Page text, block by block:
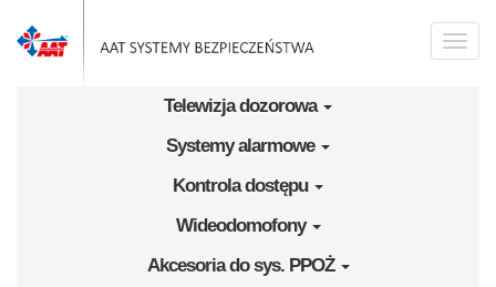
Toggle
Telewizja dozorowa
Systemy alarmowe
Kontrola dostępu
Wideodomofony
Akcesoria do sys. PPOŻ